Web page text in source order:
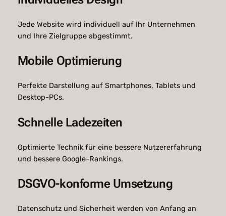
Jede Website wird individuell auf Ihr Unternehmen
und Ihre Zielgruppe abgestimmt.
Mobile Optimierung
Perfekte Darstellung auf Smartphones, Tablets und
Desktop-PCs.
Schnelle Ladezeiten
Optimierte Technik für eine bessere Nutzererfahrung
und bessere Google-Rankings.
DSGVO-konforme Umsetzung
Datenschutz und Sicherheit werden von Anfang an